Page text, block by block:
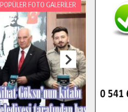
POPÜLER FOTO GALERİLER